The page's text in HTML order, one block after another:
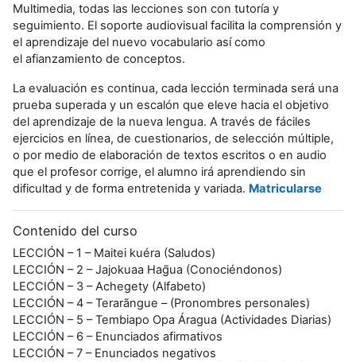
Multimedia, todas las lecciones son con tutoría y
seguimiento. El soporte audiovisual facilita la comprensión y
el aprendizaje del nuevo vocabulario así como
el afianzamiento de conceptos.
La evaluación es continua, cada lección terminada será una
prueba superada y un escalón que eleve hacia el objetivo
del aprendizaje de la nueva lengua. A través de fáciles
ejercicios en línea, de cuestionarios, de selección múltiple,
o por medio de elaboración de textos escritos o en audio
que el profesor corrige, el alumno irá aprendiendo sin
dificultad y de forma entretenida y variada. Matricularse
Contenido del curso
LECCIÓN – 1 – Maitei kuéra (Saludos)
LECCIÓN – 2 – Jajokuaa Hag̃ua (Conociéndonos)
LECCIÓN – 3 – Achegety (Alfabeto)
LECCIÓN – 4 – Terarãngue – (Pronombres personales)
LECCIÓN – 5 – Tembiapo Opa Áragua (Actividades Diarias)
LECCIÓN – 6 – Enunciados afirmativos
LECCIÓN – 7 – Enunciados negativos